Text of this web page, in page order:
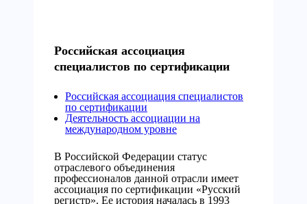
Российская ассоциация
специалистов по сертификации
Российская ассоциация специалистов
по сертификации
Деятельность ассоциации на
международном уровне
В Российской Федерации статус
отраслевого объединения
профессионалов данной отрасли имеет
ассоциация по сертификации «Русский
регистр». Ее история началась в 1993